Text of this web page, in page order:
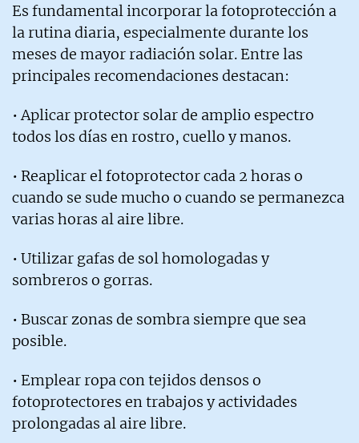
Es fundamental incorporar la fotoprotección a
la rutina diaria, especialmente durante los
meses de mayor radiación solar. Entre las
principales recomendaciones destacan:
• Aplicar protector solar de amplio espectro
todos los días en rostro, cuello y manos.
• Reaplicar el fotoprotector cada 2 horas o
cuando se sude mucho o cuando se permanezca
varias horas al aire libre.
• Utilizar gafas de sol homologadas y
sombreros o gorras.
• Buscar zonas de sombra siempre que sea
posible.
• Emplear ropa con tejidos densos o
fotoprotectores en trabajos y actividades
prolongadas al aire libre.